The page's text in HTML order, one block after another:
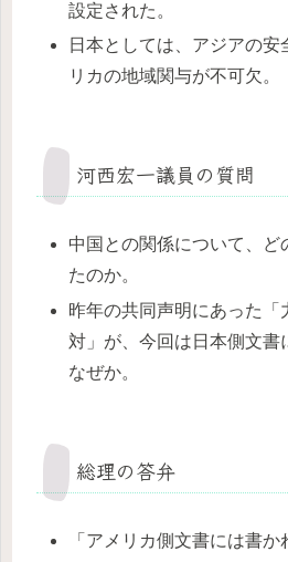
設定された。
日本としては、アジアの安
リカの地域関与が不可欠。
河西宏一議員の質問
中国との関係について、ど
たのか。
昨年の共同声明にあった「
対」が、今回は日本側文書
なぜか。
総理の答弁
「アメリカ側文書には書